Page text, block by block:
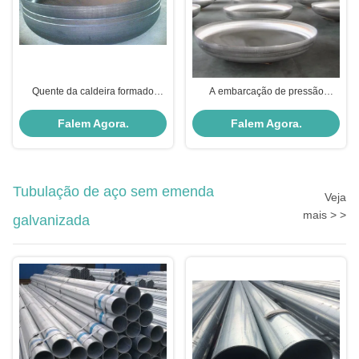
Quente da caldeira formado
côncavas elípticas de ASME
Falem Agora.
A embarcação de pressão
tornou côncavas extremidades
Falem Agora.
Tubulação de aço sem emenda
galvanizada
Veja
mais > >